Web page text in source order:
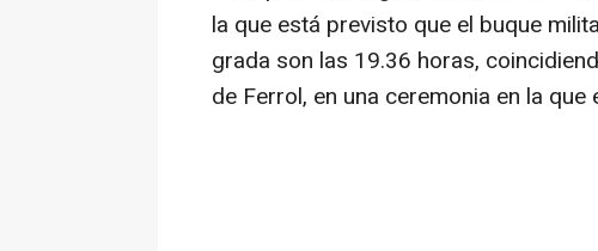
la que está previsto que el buque
grada son las 19.36 horas,
de Ferrol, en una ceremonia en la